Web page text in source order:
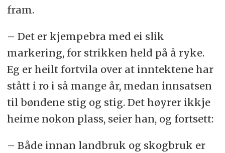
fram.
– Det er kjempebra med ei slik
markering, for strikken held på å ryke.
Eg er heilt fortvila over at inntektene har
stått i ro i så mange år, medan innsatsen
til bøndene stig og stig. Det høyrer ikkje
heime nokon plass, seier han, og fortsett:
– Både innan landbruk og skogbruk er